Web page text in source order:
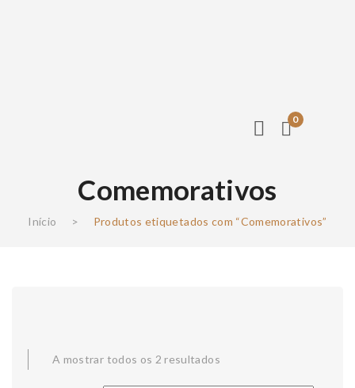
0
Comemorativos
Início > Produtos etiquetados com “Comemorativos”
A mostrar todos os 2 resultados